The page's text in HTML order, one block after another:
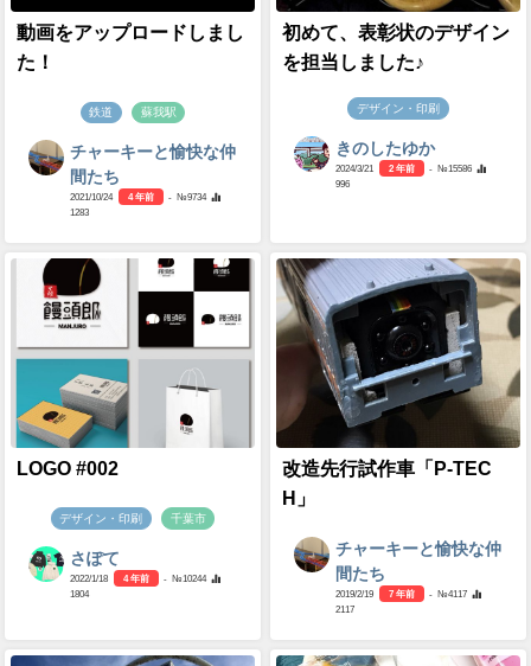
動画をアップロードしまし
た！
鉄道 蘇我駅
チャーキーと愉快な仲
間たち
2021/10/24 4 年前
- №9734
1283
初めて、表彰状のデザイン
を担当しました♪
デザイン・印刷
きのしたゆか
2024/3/21 2 年前
- №15586
996
LOGO #002
デザイン・印刷 千葉市
さぽて
2022/1/18 4 年前
- №10244
1804
改造先行試作車「P-TEC
H」
チャーキーと愉快な仲
間たち
2019/2/19 7 年前
- №4117
2117